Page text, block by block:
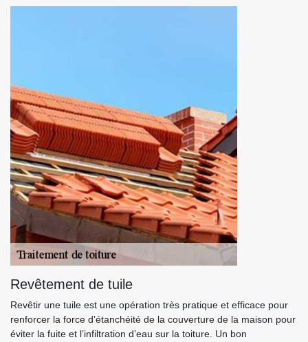
Revêtement de tuile
Revêtir une tuile est une opération très pratique et efficace pour
renforcer la force d’étanchéité de la couverture de la maison pour
éviter la fuite et l’infiltration d’eau sur la toiture. Un bon